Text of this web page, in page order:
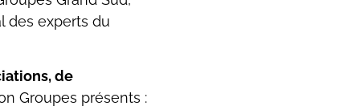
des experts du
de
Groupes présents :